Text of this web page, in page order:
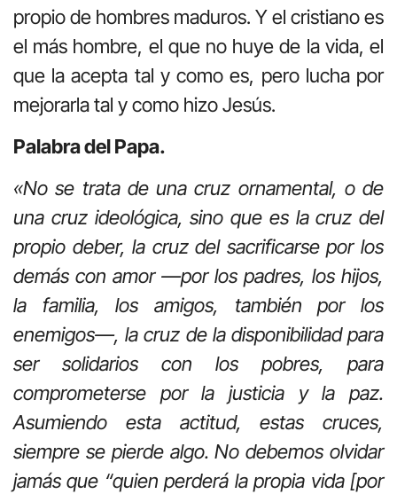
propio de hombres maduros. Y el cristiano es
el más hombre, el que no huye de la vida, el
que la acepta tal y como es, pero lucha por
mejorarla tal y como hizo Jesús.
Palabra del Papa.
«No se trata de una cruz ornamental, o de
una cruz ideológica, sino que es la cruz del
propio deber, la cruz del sacrificarse por los
demás con amor —por los padres, los hijos,
la familia, los amigos, también por los
enemigos—, la cruz de la disponibilidad para
ser solidarios con los pobres, para
comprometerse por la justicia y la paz.
Asumiendo esta actitud, estas cruces,
siempre se pierde algo. No debemos olvidar
jamás que “quien perderá la propia vida [por